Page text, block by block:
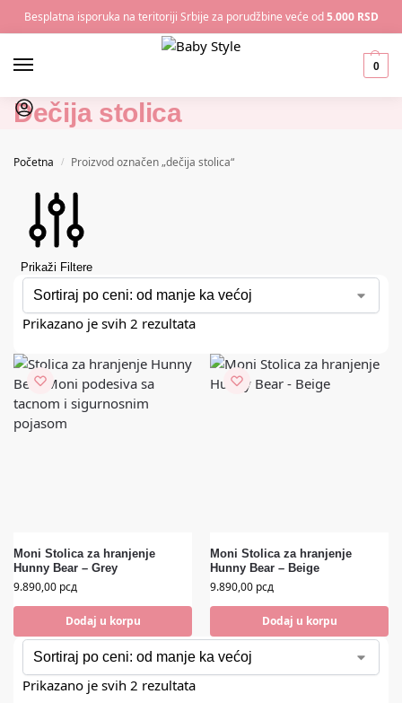
Besplatna isporuka na teritoriji Srbije za porudžbine veće od5.000 RSD
0
Dečija stolica
Početna / Proizvod označen „dečija stolica“
Prikaži Filtere
Prikazano je svih 2 rezultata
Moni Stolica za hranjenje
Hunny Bear – Grey
9.890,00 рсд
Dodaj u korpu
Moni Stolica za hranjenje
Hunny Bear – Beige
9.890,00 рсд
Dodaj u korpu
Prikazano je svih 2 rezultata